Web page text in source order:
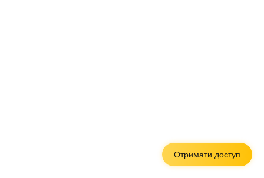
Отримати доступ